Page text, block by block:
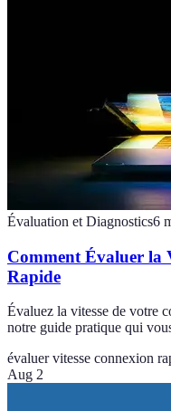
Évaluation et Diagnostics6
Comment Évaluer la
Rapide
Évaluez la vitesse de votre
notre guide pratique qui
évaluer vitesse connexion
Aug 2